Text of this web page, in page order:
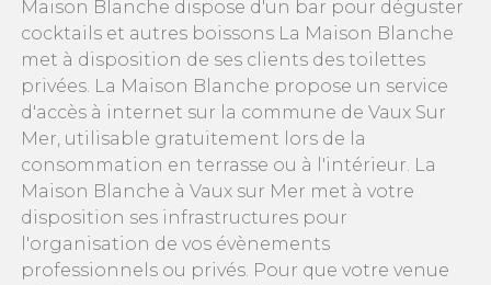
Maison Blanche dispose d'un bar pour déguster
cocktails et autres boissons La Maison Blanche
met à disposition de ses clients des toilettes
privées. La Maison Blanche propose un service
d'accès à internet sur la commune de Vaux Sur
Mer, utilisable gratuitement lors de la
consommation en terrasse ou à l'intérieur. La
Maison Blanche à Vaux sur Mer met à votre
disposition ses infrastructures pour
l'organisation de vos évènements
professionnels ou privés. Pour que votre venue